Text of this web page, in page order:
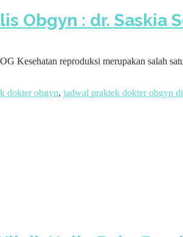
Obgyn : dr. Saskia
Kesehatan reproduksi merupakan salah
dokter obgyn, jadwal praktek dokter obgyn